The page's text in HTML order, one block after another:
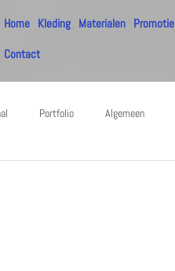
Home Kleding Materialen Promotie
Contact
Portfolio Algemeen